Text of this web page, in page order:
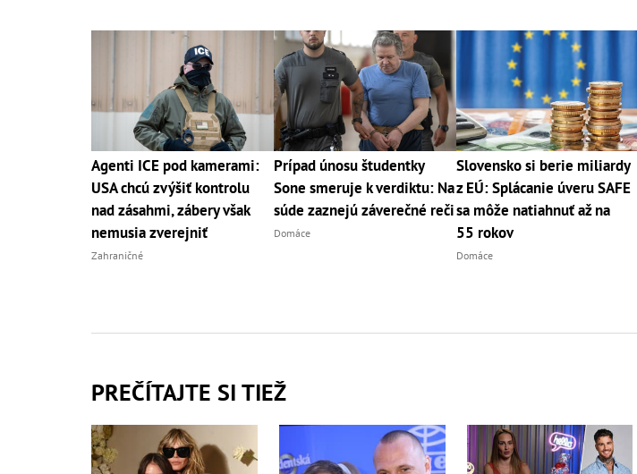
Agenti ICE pod kamerami:
USA chcú zvýšiť kontrolu
nad zásahmi, zábery však
nemusia zverejniť
Zahraničné
Prípad únosu študentky
Sone smeruje k verdiktu: Na
súde zaznejú záverečné reči
Domáce
Slovensko si berie miliardy
z EÚ: Splácanie úveru SAFE
sa môže natiahnuť až na
55 rokov
Domáce
PREČÍTAJTE SI TIEŽ